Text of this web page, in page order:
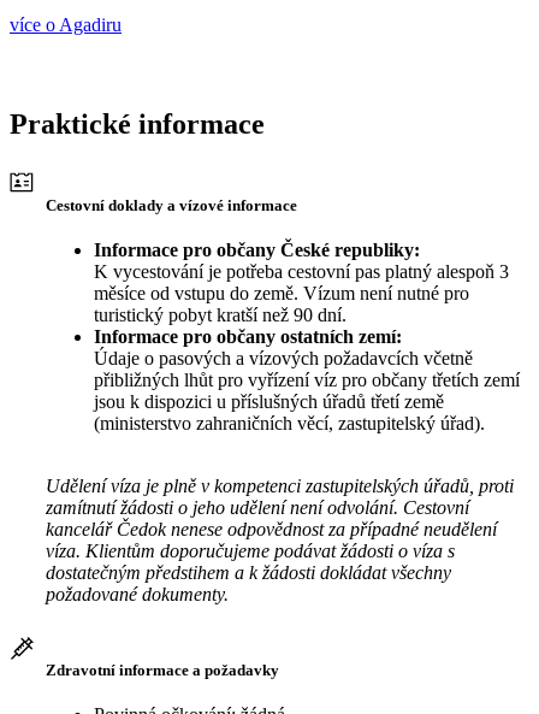
více o Agadiru
Praktické informace
Cestovní doklady a vízové informace
Informace pro občany České republiky:
K vycestování je potřeba cestovní pas platný alespoň 3
měsíce od vstupu do země. Vízum není nutné pro
turistický pobyt kratší než 90 dní.
Informace pro občany ostatních zemí:
Údaje o pasových a vízových požadavcích včetně
přibližných lhůt pro vyřízení víz pro občany třetích zemí
jsou k dispozici u příslušných úřadů třetí země
(ministerstvo zahraničních věcí, zastupitelský úřad).
Udělení víza je plně v kompetenci zastupitelských úřadů, proti
zamítnutí žádosti o jeho udělení není odvolání. Cestovní
kancelář Čedok nenese odpovědnost za případné neudělení
víza. Klientům doporučujeme podávat žádosti o víza s
dostatečným předstihem a k žádosti dokládat všechny
požadované dokumenty.
Zdravotní informace a požadavky